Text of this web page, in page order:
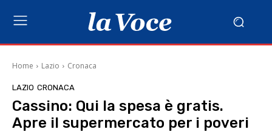
Home Lazio Cronaca
LAZIO CRONACA
Cassino: Qui la spesa è gratis.
Apre il supermercato per i poveri